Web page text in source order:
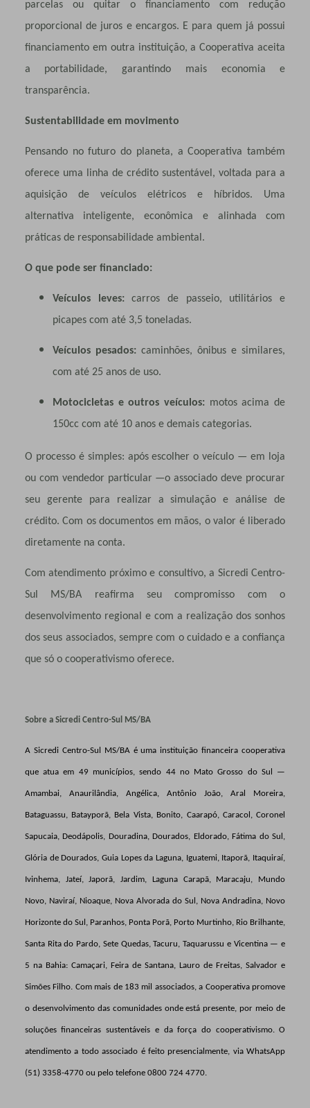
parcelas ou quitar o financiamento com redução
proporcional de juros e encargos. E para quem já possui
financiamento em outra instituição, a Cooperativa aceita
a portabilidade, garantindo mais economia e
transparência.
Sustentabilidade em movimento
Pensando no futuro do planeta, a Cooperativa também
oferece uma linha de crédito sustentável, voltada para a
aquisição de veículos elétricos e híbridos. Uma
alternativa inteligente, econômica e alinhada com
práticas de responsabilidade ambiental.
O que pode ser financiado:
Veículos leves:carros de passeio, utilitários e
picapes com até 3,5 toneladas.
Veículos pesados:caminhões, ônibus e similares,
com até 25 anos de uso.
Motocicletas e outros veículos: motos acima de
150cc com até 10 anos e demais categorias.
O processo é simples: após escolher o veículo — em loja
ou com vendedor particular —o associado deve procurar
seu gerente para realizar a simulação e análise de
crédito. Com os documentos em mãos, o valor é liberado
diretamente na conta.
Com atendimento próximo e consultivo, a Sicredi Centro-
Sul MS/BA reafirma seu compromisso com o
desenvolvimento regional e com a realização dos sonhos
dos seus associados, sempre com o cuidado e a confiança
que só o cooperativismo oferece.
Sobre a Sicredi Centro-Sul MS/BA
A Sicredi Centro-Sul MS/BA é uma instituição financeira cooperativa
que atua em 49 municípios, sendo 44 no Mato Grosso do Sul —
Amambai, Anaurilândia, Angélica, Antônio João, Aral Moreira,
Bataguassu, Batayporã, Bela Vista, Bonito, Caarapó, Caracol, Coronel
Sapucaia, Deodápolis, Douradina, Dourados, Eldorado, Fátima do Sul,
Glória de Dourados, Guia Lopes da Laguna, Iguatemi, Itaporã, Itaquiraí,
Ivinhema, Jateí, Japorã, Jardim, Laguna Carapã, Maracaju, Mundo
Novo, Naviraí, Nioaque, Nova Alvorada do Sul, Nova Andradina, Novo
Horizonte do Sul, Paranhos, Ponta Porã, Porto Murtinho, Rio Brilhante,
Santa Rita do Pardo, Sete Quedas, Tacuru, Taquarussu e Vicentina — e
5 na Bahia: Camaçari, Feira de Santana, Lauro de Freitas, Salvador e
Simões Filho. Com mais de 183 mil associados, a Cooperativa promove
o desenvolvimento das comunidades onde está presente, por meio de
soluções financeiras sustentáveis e da força do cooperativismo. O
atendimento a todo associado é feito presencialmente, via WhatsApp
(51) 3358-4770 ou pelo telefone 0800 724 4770.